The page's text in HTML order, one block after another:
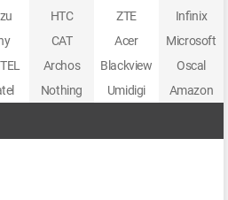
HTC ZTE
Infinix
CAT Acer
Microsoft
Archos Blackview
Oscal
Nothing Umidigi Amazon